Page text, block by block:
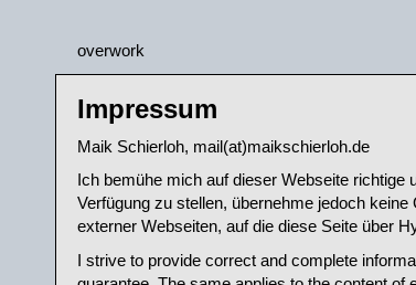
overwork
Impressum
Maik Schierloh, mail(at)maikschierloh.de
Ich bemühe mich auf dieser Webseite richtige
Verfügung zu stellen, übernehme jedoch
externer Webseiten, auf die diese Seite über
I strive to provide correct and complete